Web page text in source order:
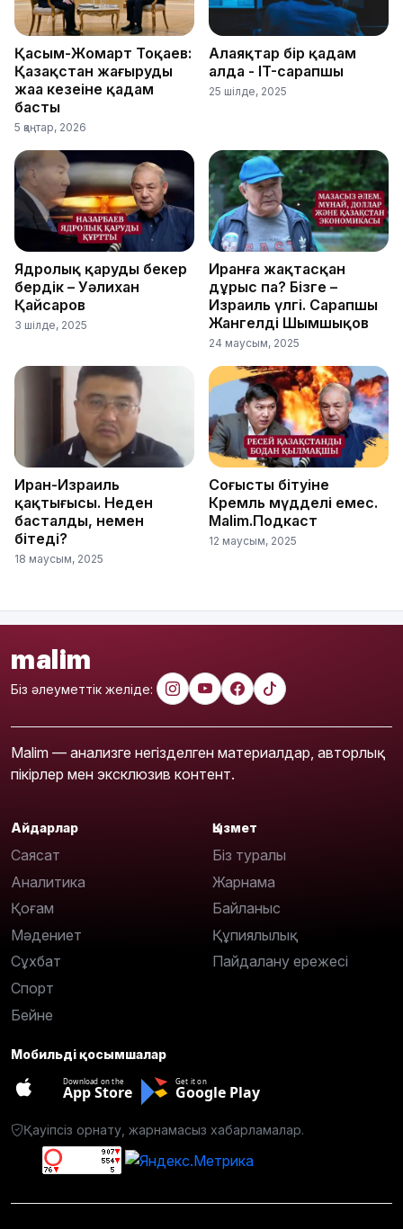
Қасым-Жомарт Тоқаев:
Қазақстан жаңғырудың
жаңа кезеңіне қадам
басты
5 қаңтар, 2026
Алаяқтар бір қадам
алда - IT-сарапшы
25 шілде, 2025
Ядролық қаруды бекер
бердік – Уәлихан
Қайсаров
3 шілде, 2025
Иранға жақтасқан
дұрыс па? Бізге –
Израиль үлгі. Сарапшы
Жангелді Шымшықов
24 маусым, 2025
Иран-Израиль
қақтығысы. Неден
басталды, немен
бітеді?
18 маусым, 2025
Соғыстың бітуіне
Кремль мүдделі емес.
Malim.Подкаст
12 маусым, 2025
malim
Біз әлеуметтік желіде:
Malim — анализге негізделген материалдар, авторлық
пікірлер мен эксклюзив контент.
Айдарлар
Саясат
Аналитика
Қоғам
Мәдениет
Сұхбат
Спорт
Бейне
Қызмет
Біз туралы
Жарнама
Байланыс
Құпиялылық
Пайдалану ережесі
Мобильді қосымшалар
Download on the
App Store
Get it on
Google Play
Қауіпсіз орнату, жарнамасыз хабарламалар.